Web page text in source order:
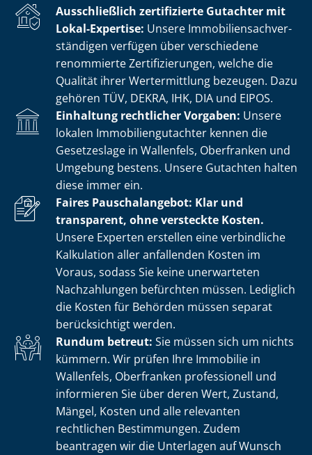
Ausschließlich zertifizierte Gutachter mit
Lokal-Expertise: Unsere Im­mo­bi­li­en­sach­ver­
stän­di­gen verfügen über verschiedene
renommierte Zer­ti­fi­zie­run­gen, welche die
Qualität ihrer Wertermittlung bezeugen. Dazu
gehören TÜV, DEKRA, IHK, DIA und EIPOS.
Einhaltung rechtlicher Vorgaben: Unsere
lokalen Im­mo­bi­li­en­gut­ach­ter kennen die
Gesetzeslage in Wallenfels, Oberfranken und
Umgebung bestens. Unsere Gutachten halten
diese immer ein.
Faires Pauschalangebot: Klar und
transparent, ohne versteckte Kosten.
Unsere Experten erstellen eine verbindliche
Kalkulation aller anfallenden Kosten im
Voraus, sodass Sie keine unerwarteten
Nachzahlungen befürchten müssen. Lediglich
die Kosten für Behörden müssen separat
berücksichtigt werden.
Rundum betreut: Sie müssen sich um nichts
kümmern. Wir prüfen Ihre Immobilie in
Wallenfels, Oberfranken professionell und
informieren Sie über deren Wert, Zustand,
Mängel, Kosten und alle relevanten
rechtlichen Bestimmungen. Zudem
beantragen wir die Unterlagen auf Wunsch